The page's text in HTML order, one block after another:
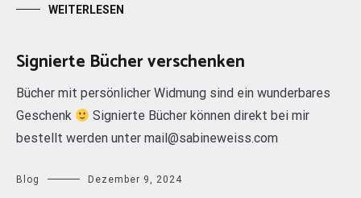
WEITERLESEN
Signierte Bücher verschenken
Bücher mit persönlicher Widmung sind ein wunderbares
Geschenk
Signierte Bücher können direkt bei mir
bestellt werden unter mail@sabineweiss.com
Blog Dezember 9, 2024